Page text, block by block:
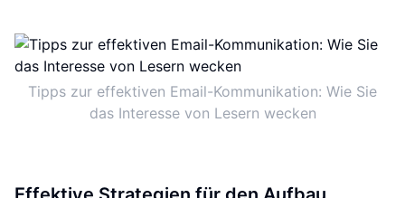
Tipps zur effektiven Email-Kommunikation: Wie Sie
das Interesse von Lesern wecken